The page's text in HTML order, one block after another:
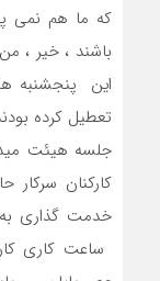
که ما هم نمی
باشند ، خیر ،
این پنجشنبه
تعطیل کرده
جلسه هیئت
کارکنان سرکار
خدمت گذاری به